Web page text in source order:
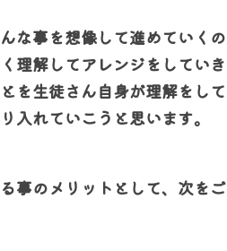
な事を想像して進めていくの
理解してアレンジをしていき
を生徒さん自身が理解をして
入れていこうと思います。
事のメリットとして、次をご